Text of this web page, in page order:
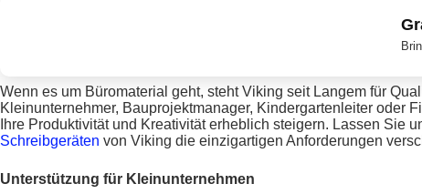
Wenn es um Büromaterial geht, steht Viking seit Langem für
Kleinunternehmer, Bauprojektmanager, Kindergartenleiter oder
Ihre Produktivität und Kreativität erheblich steigern. Lassen Sie
Schreibgeräten von Viking die einzigartigen Anforderungen
Unterstützung für Kleinunternehmen